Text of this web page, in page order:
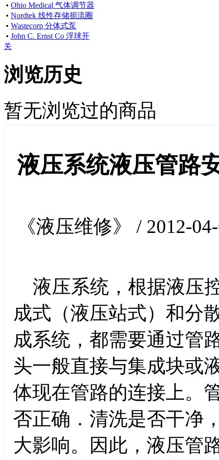
• Ohio Medical 气体调节器
• Nordtek 线性存储扼流圈
• Wastecorp 分体式泵
• John C. Ernst Co 浮球开
关
浏览历史
暂无浏览过的商品
液压系统液压管路
《液压维修》 / 2012-
液压系统，根据液压
成式（液压站式）和分
成系统，都需要通过管
头一般直接与集成块或
体现在管路的连接上。
否正确．清洗是否干净
大影响。因此，液压管